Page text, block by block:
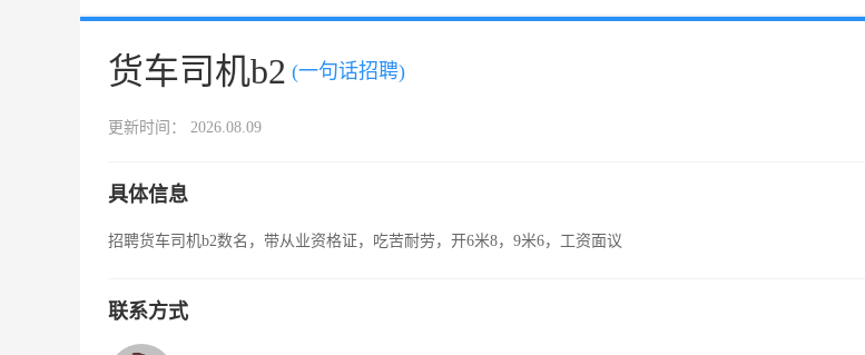
货车司机b2 (一句话招聘)
更新时间： 2026.08.09
具体信息
招聘货车司机b2数名，带从业资格证，吃苦耐劳，开6米8，9米6，工资面议
联系方式